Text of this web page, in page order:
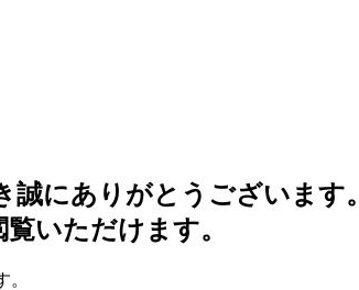
にありがとうございます。
いただけます。